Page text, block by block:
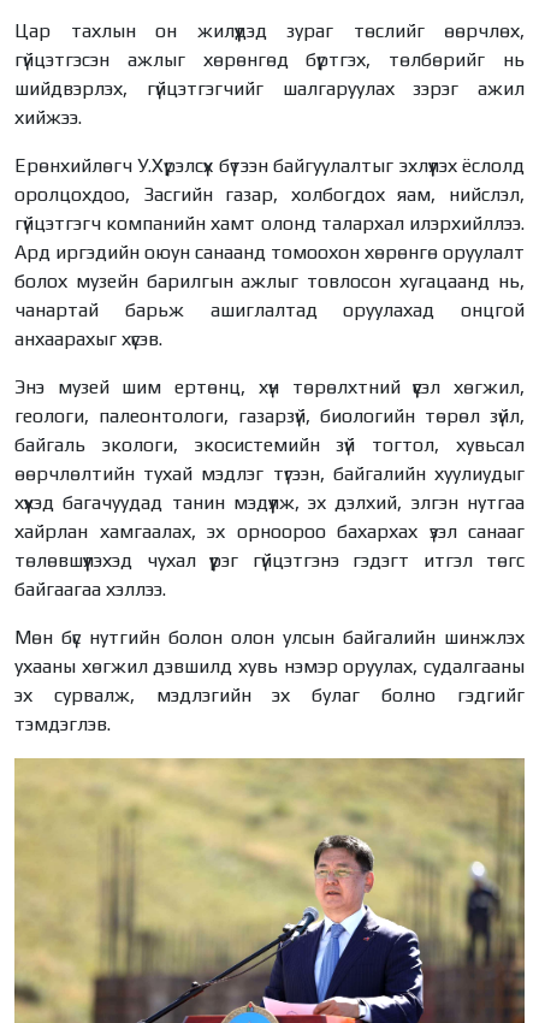
Цар тахлын он жилүүдэд зураг төслийг өөрчлөх,
гүйцэтгэсэн ажлыг хөрөнгөд бүртгэх, төлбөрийг нь
шийдвэрлэх, гүйцэтгэгчийг шалгаруулах зэрэг ажил
хийжээ.
Ерөнхийлөгч У.Хүрэлсүх бүтээн байгуулалтыг эхлүүлэх ёслолд
оролцохдоо, Засгийн газар, холбогдох яам, нийслэл,
гүйцэтгэгч компанийн хамт олонд талархал илэрхийллээ.
Ард иргэдийн оюун санаанд томоохон хөрөнгө оруулалт
болох музейн барилгын ажлыг товлосон хугацаанд нь,
чанартай барьж ашиглалтад оруулахад онцгой
анхаарахыг хүсэв.
Энэ музей шим ертөнц, хүн төрөлхтний үүсэл хөгжил,
геологи, палеонтологи, газарзүй, биологийн төрөл зүйл,
байгаль экологи, экосистемийн зүй тогтол, хувьсал
өөрчлөлтийн тухай мэдлэг түгээн, байгалийн хуулиудыг
хүүхэд багачуудад танин мэдүүлж, эх дэлхий, элгэн нутгаа
хайрлан хамгаалах, эх орноороо бахархах үзэл санааг
төлөвшүүлэхэд чухал үүрэг гүйцэтгэнэ гэдэгт итгэл төгс
байгаагаа хэллээ.
Мөн бүс нутгийн болон олон улсын байгалийн шинжлэх
ухааны хөгжил дэвшилд хувь нэмэр оруулах, судалгааны
эх сурвалж, мэдлэгийн эх булаг болно гэдгийг
тэмдэглэв.